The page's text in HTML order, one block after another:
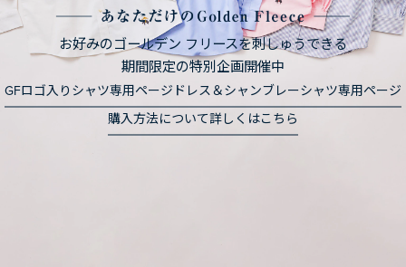
お好みのゴールデン フリースを刺しゅうできる
期間限定の特別企画開催中
GFロゴ入りシャツ専用ページ ドレス＆シャンブレーシャツ専用ページ
購入方法について詳しくはこちら